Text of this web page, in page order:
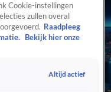
Cookie-instellingen
zullen overal
Raadpleeg
Bekijk hier onze
Altijd actief